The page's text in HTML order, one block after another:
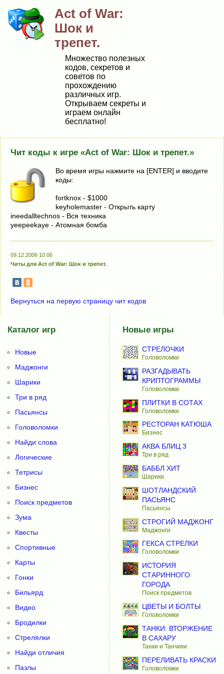
Act of War:
Шок и
трепет.
Множество полезных
кодов, секретов и
советов по
прохождению
различных игр.
Открываем секреты и
играем онлайн
бесплатно!
Чит коды к игре «Act of War: Шок и трепет.»
Во время игры нажмите на [ENTER] и вводите
коды:
fortknox - $1000
keyholemaster - Открыть карту
ineedalltechnos - Вся техника
yeepeekaye - Атомная бомба
09.12.2006 10:06
Читы для Act of War: Шок и трепет.
Вернуться на первую страницу чит кодов
Каталог игр
Новые
Маджонги
Шарики
Три в ряд
Пасьянсы
Головоломки
Найди слова
Логические
Тетрисы
Бизнес
Поиск предметов
Зума
Квесты
Спортивные
Карты
Гонки
Бильярд
Видео
Бродилки
Стрелялки
Найди отличия
Пазлы
Новые игры
СТРЕЛОЧКИ
Головоломки
РАЗГАДЫВАТЬ
КРИПТОГРАММЫ
Головоломки
ПЛИТКИ В СОТАХ
Головоломки
РЕСТОРАН КАТЮША
Бизнес
АКВА БЛИЦ 3
Три в ряд
БАББЛ ХИТ
Шарики
ШОТЛАНДСКИЙ
ПАСЬЯНС
Пасьянсы
СТРОГИЙ МАДЖОНГ
Маджонги
ГЕКСА СТРЕЛКИ
Головоломки
ИСТОРИЯ
СТАРИННОГО
ГОРОДА
Поиск предметов
ЦВЕТЫ И БОЛТЫ
Головоломки
ТАНКИ: ВТОРЖЕНИЕ
В САХАРУ
Танки и Танчики
ПЕРЕЛИВАТЬ КРАСКИ
Головоломки